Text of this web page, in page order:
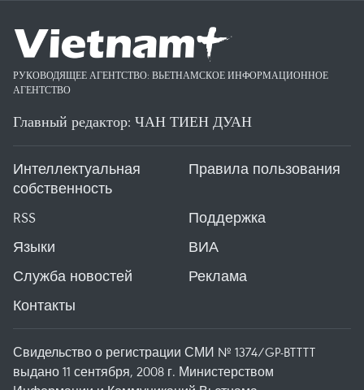
РУКОВОДЯЩЕЕ АГЕНТСТВО: ВЬЕТНАМСКОЕ ИНФОРМАЦИОННОЕ
АГЕНТСТВО
Главный редактор: ЧАН ТИЕН ДУАН
Интеллектуальная
собственность
Правила пользования
RSS
Поддержка
Языки
ВИА
Служба новостей
Реклама
Контакты
Свидельство о регистрации СМИ № 1374/GP-BTTTT
выдано 11 сентября, 2008 г. Министерством